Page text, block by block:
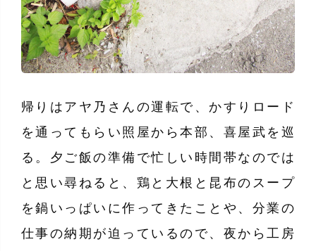
帰りはアヤ乃さんの運転で、かすりロード
を通ってもらい照屋から本部、喜屋武を巡
る。夕ご飯の準備で忙しい時間帯なのでは
と思い尋ねると、鶏と大根と昆布のスープ
を鍋いっぱいに作ってきたことや、分業の
仕事の納期が迫っているので、夜から工房